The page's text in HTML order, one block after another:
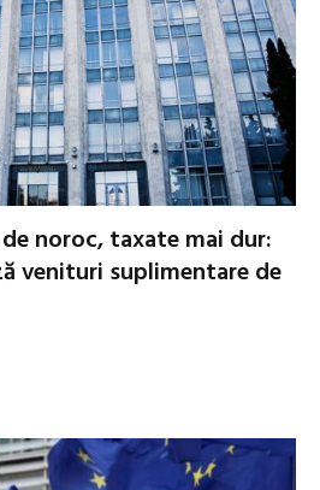
noroc, taxate mai dur:
venituri suplimentare de